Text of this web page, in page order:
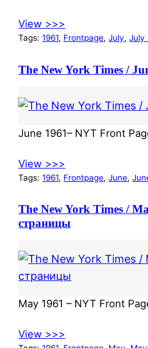
View >>>
Tags:1961, Frontpage, July, July
The New York Times /
June 1961– NYT Front
View >>>
Tags:1961, Frontpage, June,
The New York Times /
страницы
May 1961 – NYT Front
View >>>